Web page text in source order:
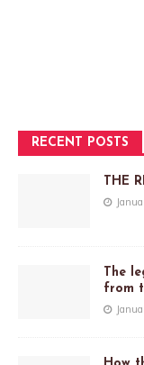
RECENT POSTS
THE
The
from